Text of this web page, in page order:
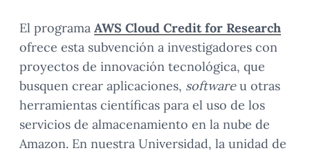
El programa AWS Cloud Credit for Research
ofrece esta subvención a investigadores con
proyectos de innovación tecnológica, que
busquen crear aplicaciones, softwareu otras
herramientas científicas para el uso de los
servicios de almacenamiento en la nube de
Amazon. En nuestra Universidad, la unidad de